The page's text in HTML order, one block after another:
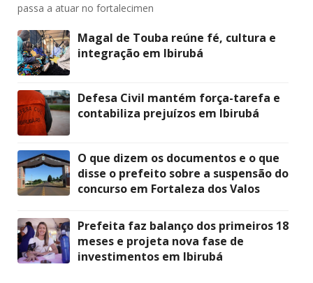
passa a atuar no fortalecimen
Magal de Touba reúne fé, cultura e
integração em Ibirubá
Defesa Civil mantém força-tarefa e
contabiliza prejuízos em Ibirubá
O que dizem os documentos e o que
disse o prefeito sobre a suspensão do
concurso em Fortaleza dos Valos
Prefeita faz balanço dos primeiros 18
meses e projeta nova fase de
investimentos em Ibirubá